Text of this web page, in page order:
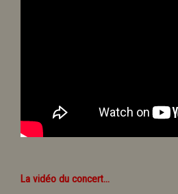
La vidéo du concert...